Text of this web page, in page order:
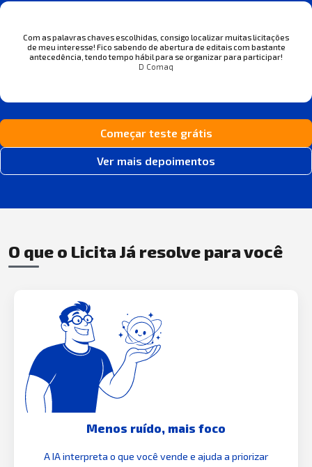
Com as palavras chaves escolhidas, consigo localizar muitas licitações
de meu interesse! Fico sabendo de abertura de editais com bastante
antecedência, tendo tempo hábil para se organizar para participar!
D Comaq
Começar teste grátis
Ver mais depoimentos
O que o Licita Já resolve para você
Menos ruído, mais foco
A IA interpreta o que você vende e ajuda a priorizar